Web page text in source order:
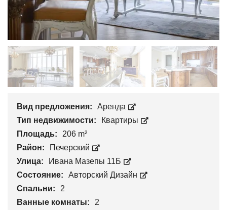
Вид предложения:
Аренда
Тип недвижимости:
Квартиры
Площадь:
206 m²
Район:
Печерский
Улица:
Ивана Мазепы 11Б
Состояние:
Авторский Дизайн
Спальни:
2
Ванные комнаты:
2